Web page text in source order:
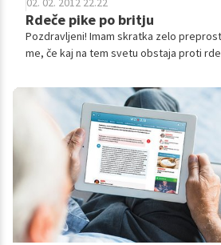
Rdeče pike po britju
Pozdravljeni! Imam skratka zelo
me, če kaj na tem svetu obstaja proti